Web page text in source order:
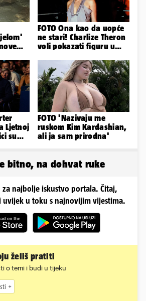
FOTO Ona kao da uopće
ne stari! Charlize Theron
voli pokazati figuru u
Ljetnoj
su
FOTO 'Nazivaju me
ruskom Kim Kardashian,
ali ja sam prirodna'
bitno, na dohvat ruke
najbolje iskustvo portala. Čitaj,
u toku s najnovijim vijestima.
želiš pratiti
o temi i budi u tijeku